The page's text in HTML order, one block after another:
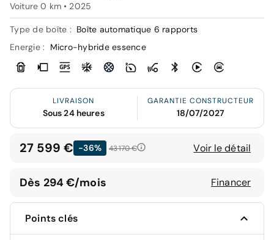
Voiture 0 km • 2025
Type de boîte : Boîte automatique 6 rapports
Energie :
Micro-hybride essence
LIVRAISON
Sous 24 heures
GARANTIE CONSTRUCTEUR
18/07/2027
27 599 € -36% 43 170 € Voir le détail
Dès 294 €/mois Financer
Points clés